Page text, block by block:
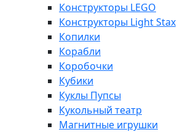
Конструкторы LEGO
Конструкторы Light Stax
Копилки
Корабли
Коробочки
Кубики
Куклы Пупсы
Кукольный театр
Магнитные игрушки